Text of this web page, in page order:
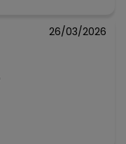
26/03/2026